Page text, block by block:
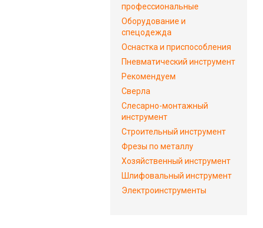
профессиональные
Оборудование и
спецодежда
Оснастка и приспособления
Пневматический инструмент
Рекомендуем
Сверла
Слесарно-монтажный
инструмент
Строительный инструмент
Фрезы по металлу
Хозяйственный инструмент
Шлифовальный инструмент
Электроинструменты